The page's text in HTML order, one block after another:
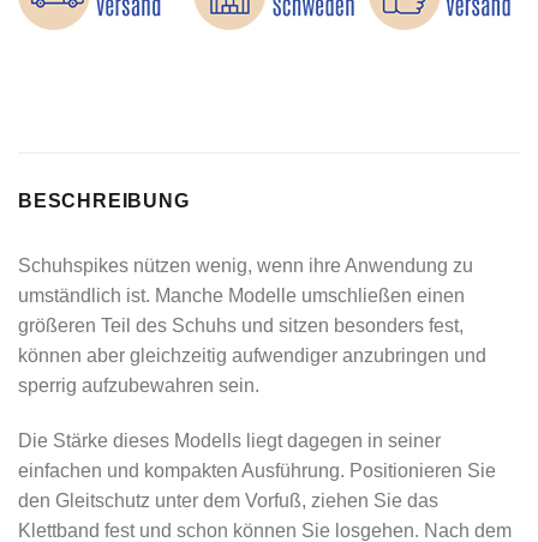
BESCHREIBUNG
Schuhspikes nützen wenig, wenn ihre Anwendung zu
umständlich ist. Manche Modelle umschließen einen
größeren Teil des Schuhs und sitzen besonders fest,
können aber gleichzeitig aufwendiger anzubringen und
sperrig aufzubewahren sein.
Die Stärke dieses Modells liegt dagegen in seiner
einfachen und kompakten Ausführung. Positionieren Sie
den Gleitschutz unter dem Vorfuß, ziehen Sie das
Klettband fest und schon können Sie losgehen. Nach dem